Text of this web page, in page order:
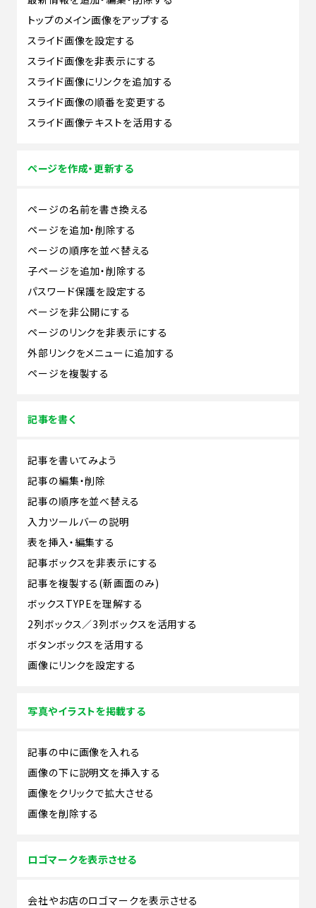
トップのメイン画像をアップする
スライド画像を設定する
スライド画像を非表示にする
スライド画像にリンクを追加する
スライド画像の順番を変更する
スライド画像テキストを活用する
ページを作成・更新する
ページの名前を書き換える
ページを追加・削除する
ページの順序を並べ替える
子ページを追加・削除する
パスワード保護を設定する
ページを非公開にする
ページのリンクを非表示にする
外部リンクをメニューに追加する
ページを複製する
記事を書く
記事を書いてみよう
記事の編集・削除
記事の順序を並べ替える
入力ツールバーの説明
表を挿入・編集する
記事ボックスを非表示にする
記事を複製する(新画面のみ)
ボックスTYPEを理解する
2列ボックス／3列ボックスを活用する
ボタンボックスを活用する
画像にリンクを設定する
写真やイラストを掲載する
記事の中に画像を入れる
画像の下に説明文を挿入する
画像をクリックで拡大させる
画像を削除する
ロゴマークを表示させる
会社やお店のロゴマークを表示させる